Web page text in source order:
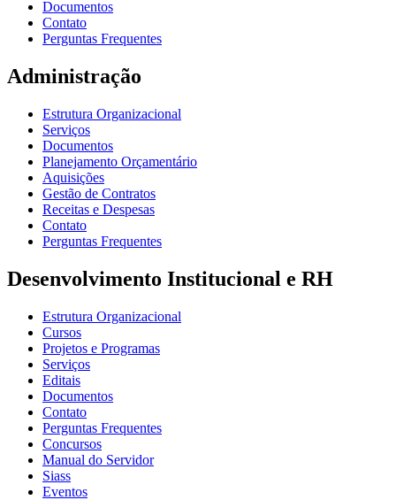
Documentos
Contato
Perguntas Frequentes
Administração
Estrutura Organizacional
Serviços
Documentos
Planejamento Orçamentário
Aquisições
Gestão de Contratos
Receitas e Despesas
Contato
Perguntas Frequentes
Desenvolvimento Institucional e RH
Estrutura Organizacional
Cursos
Projetos e Programas
Serviços
Editais
Documentos
Contato
Perguntas Frequentes
Concursos
Manual do Servidor
Siass
Eventos